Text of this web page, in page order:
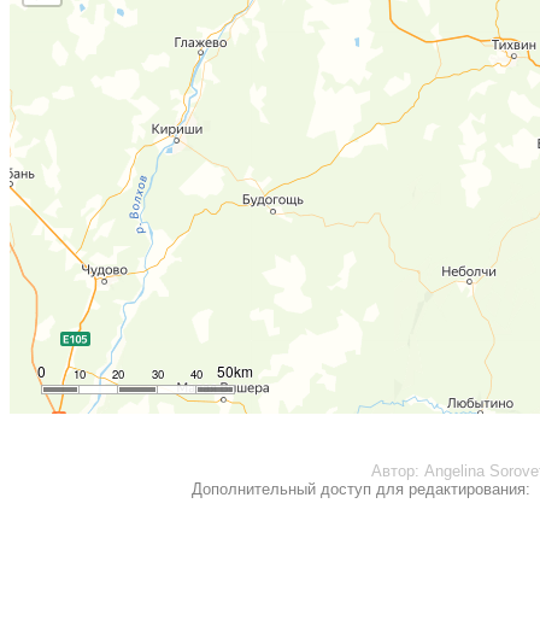
10
0 20 30 40 50km
Автор: Angelina
Дополнительный доступ для редактирования: